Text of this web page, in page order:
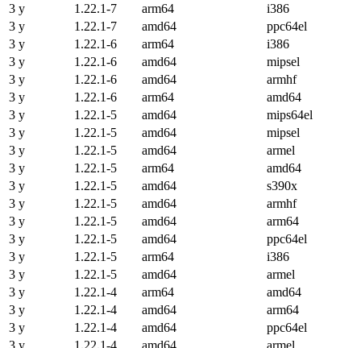
3 y
1.22.1-7 arm64
i386
3 y
1.22.1-7 amd64
ppc64el
3 y
1.22.1-6 arm64
i386
3 y
1.22.1-6 amd64
mipsel
3 y
1.22.1-6 amd64
armhf
3 y
1.22.1-6 arm64
amd64
3 y
1.22.1-5 amd64
mips64el
3 y
1.22.1-5 amd64
mipsel
3 y
1.22.1-5 amd64
armel
3 y
1.22.1-5 arm64
amd64
3 y
1.22.1-5 amd64
s390x
3 y
1.22.1-5 amd64
armhf
3 y
1.22.1-5 amd64
arm64
3 y
1.22.1-5 amd64
ppc64el
3 y
1.22.1-5 arm64
i386
3 y
1.22.1-5 amd64
armel
3 y
1.22.1-4 arm64
amd64
3 y
1.22.1-4 amd64
arm64
3 y
1.22.1-4 amd64
ppc64el
3 y
1.22.1-4 amd64
armel